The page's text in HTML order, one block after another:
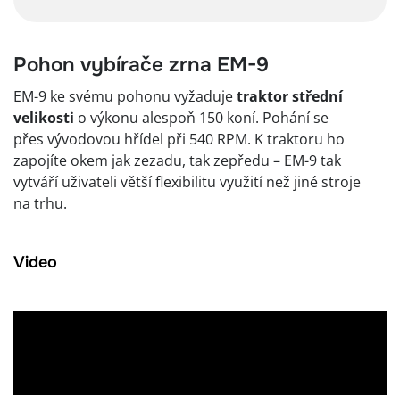
Pohon vybírače zrna EM-9
EM-9 ke svému pohonu vyžadujetraktor střední
velikosti o výkonu alespoň 150 koní. Pohání se
přes vývodovou hřídel při 540 RPM. K traktoru ho
zapojíte okem jak zezadu, tak zepředu – EM-9 tak
vytváří uživateli větší flexibilitu využití než jiné stroje
na trhu.
Video